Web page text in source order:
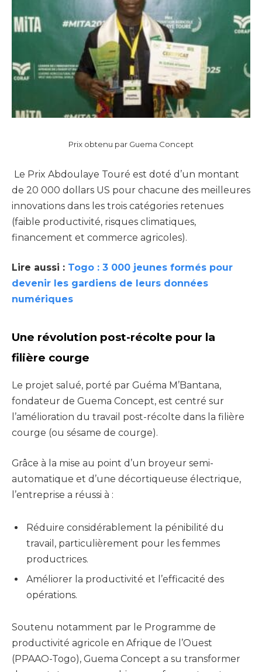
Prix obtenu par Guema Concept
Le Prix Abdoulaye Touré est doté d’un montant
de 20 000 dollars US pour chacune des meilleures
innovations dans les trois catégories retenues
(faible productivité, risques climatiques,
financement et commerce agricoles).
Lire aussi : Togo : 3 000 jeunes formés pour
devenir les gardiens de leurs données
numériques
Une révolution post-récolte pour la
filière courge
Le projet salué, porté par Guéma M’Bantana,
fondateur de Guema Concept, est centré sur
l’amélioration du travail post-récolte dans la filière
courge (ou sésame de courge).
Grâce à la mise au point d’un broyeur semi-
automatique et d’une décortiqueuse électrique,
l’entreprise a réussi à :
Réduire considérablement la pénibilité du
travail, particulièrement pour les femmes
productrices.
Améliorer la productivité et l’efficacité des
opérations.
Soutenu notamment par le Programme de
productivité agricole en Afrique de l’Ouest
(PPAAO-Togo), Guema Concept a su transformer